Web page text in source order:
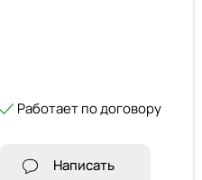
Работает по договору
Написать